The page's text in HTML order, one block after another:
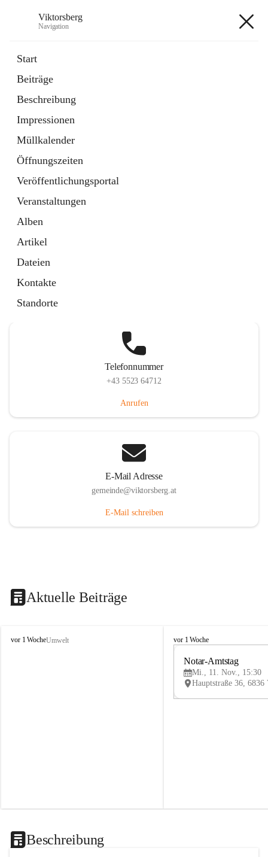
Viktorsberg
Navigation
Start
Beiträge
Beschreibung
Impressionen
Müllkalender
Öffnungszeiten
Veröffentlichungsportal
Veranstaltungen
Alben
Artikel
Dateien
Kontakte
Standorte
1 Schnellzugriff
Bürgerservice
10 Schnellzugriffe
Telefonnummer
+43 5523 64712
Anrufen
E-Mail Adresse
gemeinde@viktorsberg.at
E-Mail schreiben
Aktuelle Beiträge
V
vor 1 WocheUmwelt
V
vor 1 Woche
Notar-Amtstag
Mi., 11. Nov., 15:30
Beschreibung